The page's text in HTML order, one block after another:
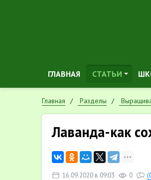
ГЛАВНАЯ СТАТЬИ
Главная Разделы
Лаванда-как
16.09.2020 в 09:03 0